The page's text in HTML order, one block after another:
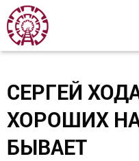
СЕРГЕЙ
ХОРОШИХ
БЫВАЕТ